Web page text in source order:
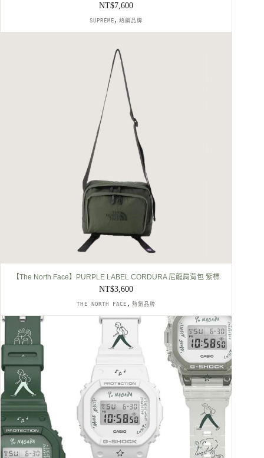
NT$7,600
SUPREME ,熱銷品牌
【The North Face】PURPLE LABEL CORDURA 尼龍肩背包 紫標
NT$3,600
THE NORTH FACE , 熱銷品牌